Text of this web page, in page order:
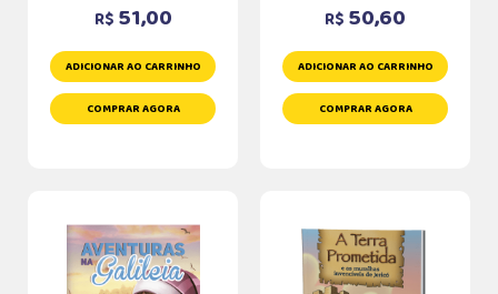
R$ 51,00
ADICIONAR AO CARRINHO
COMPRAR AGORA
R$ 50,60
ADICIONAR AO CARRINHO
COMPRAR AGORA